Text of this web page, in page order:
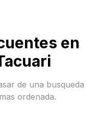
en
de una busqueda
ordenada.